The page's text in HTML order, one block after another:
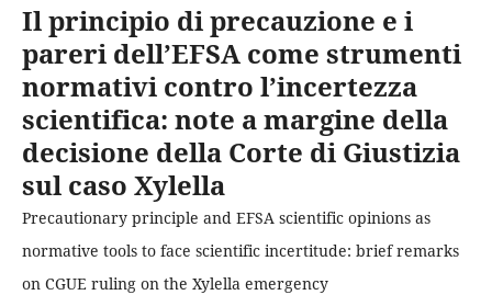
Il principio di precauzione e i
pareri dell’EFSA come strumenti
normativi contro l’incertezza
scientifica: note a margine della
decisione della Corte di Giustizia
sul caso Xylella
Precautionary principle and EFSA scientific opinions as
normative tools to face scientific incertitude: brief remarks
on CGUE ruling on the Xylella emergency